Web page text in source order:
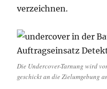
verzeichnen.
Die Undercover-Tarnung wird
geschickt an die Zielumgebung